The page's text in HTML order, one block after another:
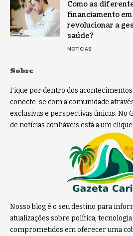
Como as
financiamento
revolucionar a
saúde?
NOTÍCIAS
Sobre
Fique por dentro dos acontecimentos
conecte-se com a comunidade
exclusivas e perspectivas únicas. No
de notícias confiáveis está a um
Nosso blog é o seu destino para
atualizações sobre política,
comprometidos em oferecer uma